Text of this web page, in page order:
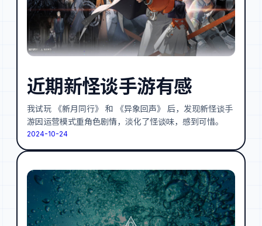
近期新怪谈手游有感
我试玩 《新月同行》 和 《异象回声》 后，发现新怪谈手
游因运营模式重角色剧情，淡化了怪谈味，感到可惜。
2024-10-24